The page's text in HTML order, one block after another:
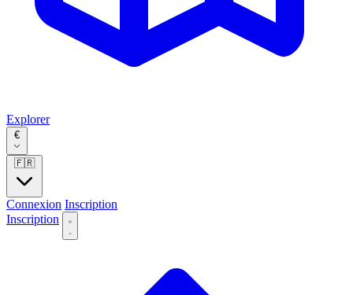
Explorer
€
🇫🇷
Connexion Inscription
Inscription